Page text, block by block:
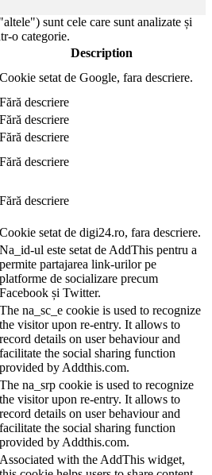
sunt cele care sunt analizate și
o categorie.
Description
Cookie setat de Google, fara descriere.
Fără descriere
Fără descriere
Fără descriere
Fără descriere
Fără descriere
Cookie setat de digi24.ro, fara descriere.
Na_id-ul este setat de AddThis pentru a
permite partajarea link-urilor pe
platforme de socializare precum
Facebook și Twitter.
The na_sc_e cookie is used to recognize
the visitor upon re-entry. It allows to
record details on user behaviour and
facilitate the social sharing function
provided by Addthis.com.
The na_srp cookie is used to recognize
the visitor upon re-entry. It allows to
record details on user behaviour and
facilitate the social sharing function
provided by Addthis.com.
Associated with the AddThis widget,